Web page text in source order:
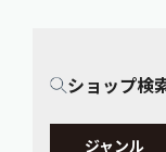
ショップ検
ジャンル